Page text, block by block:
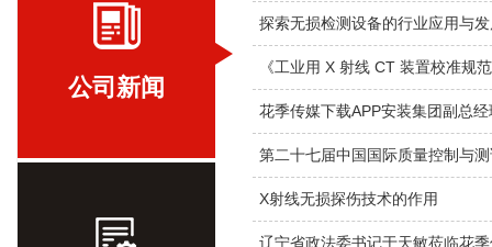
公司新闻
探索无损检测设备的行业应用与
《工业用 X 射线 CT 装置校准规
第二十七届中国国际质量控制与
X射线无损探伤技术的作用